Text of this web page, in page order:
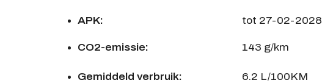
APK: tot 27-02-2028
CO2-emissie: 143 g/km
Gemiddeld verbruik: 6.2 L/100KM